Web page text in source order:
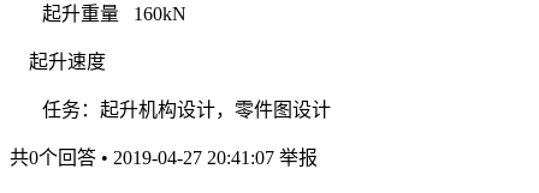
起升重量 160kN
起升速度
任务：起升机构设计，零件图设计
共0个回答 • 2019-04-27 20:41:07 举报